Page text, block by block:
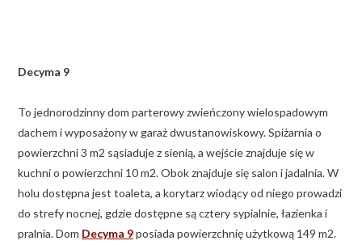
Decyma 9
To jednorodzinny dom parterowy zwieńczony wielospadowym
dachem i wyposażony w garaż dwustanowiskowy. Spiżarnia o
powierzchni 3 m2 sąsiaduje z sienią, a wejście znajduje się w
kuchni o powierzchni 10 m2. Obok znajduje się salon i jadalnia. W
holu dostępna jest toaleta, a korytarz wiodący od niego prowadzi
do strefy nocnej, gdzie dostępne są cztery sypialnie, łazienka i
pralnia. Dom Decyma 9posiada powierzchnię użytkową 149 m2.